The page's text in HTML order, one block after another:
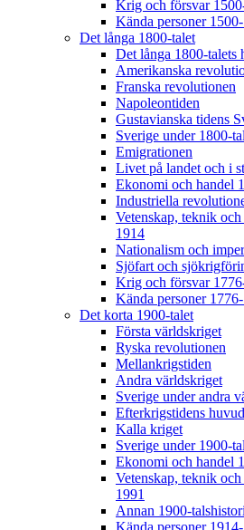
Krig och försvar
Kända personer
Det långa 1800-talet
Det långa 1800-talets
Amerikanska
Franska revolutionen
Napoleontiden
Gustavianska tidens
Sverige under 1800-
Emigrationen
Livet på landet och i
Ekonomi och handel
Industriella
Vetenskap, teknik
1914
Nationalism och
Sjöfart och
Krig och försvar
Kända personer
Det korta 1900-talet
Första världskriget
Ryska revolutionen
Mellankrigstiden
Andra världskriget
Sverige under andra
Efterkrigstidens
Kalla kriget
Sverige under 1900-
Ekonomi och handel
Vetenskap, teknik
1991
Annan 1900-
Kända personer